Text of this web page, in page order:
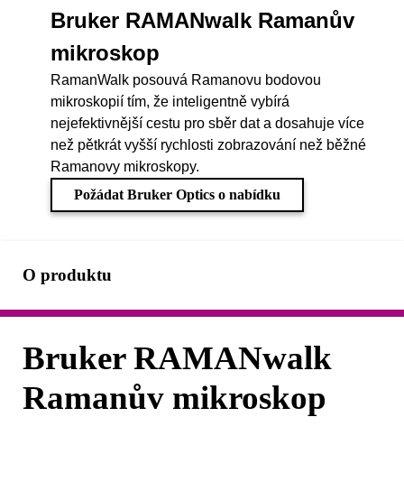
Bruker RAMANwalk Ramanův
mikroskop
RamanWalk posouvá Ramanovu bodovou
mikroskopií tím, že inteligentně vybírá
nejefektivnější cestu pro sběr dat a dosahuje více
než pětkrát vyšší rychlosti zobrazování než běžné
Ramanovy mikroskopy.
Požádat Bruker Optics o nabídku
O produktu
Bruker RAMANwalk
Ramanův mikroskop